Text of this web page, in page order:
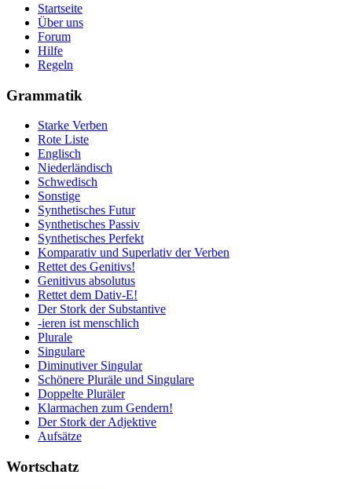
Startseite
Über uns
Forum
Hilfe
Regeln
Grammatik
Starke Verben
Rote Liste
Englisch
Niederländisch
Schwedisch
Sonstige
Synthetisches Futur
Synthetisches Passiv
Synthetisches Perfekt
Komparativ und Superlativ der Verben
Rettet des Genitivs!
Genitivus absolutus
Rettet dem Dativ-E!
Der Stork der Substantive
-ieren ist menschlich
Plurale
Singulare
Diminutiver Singular
Schönere Pluräle und Singulare
Doppelte Pluräler
Klarmachen zum Gendern!
Der Stork der Adjektive
Aufsätze
Wortschatz